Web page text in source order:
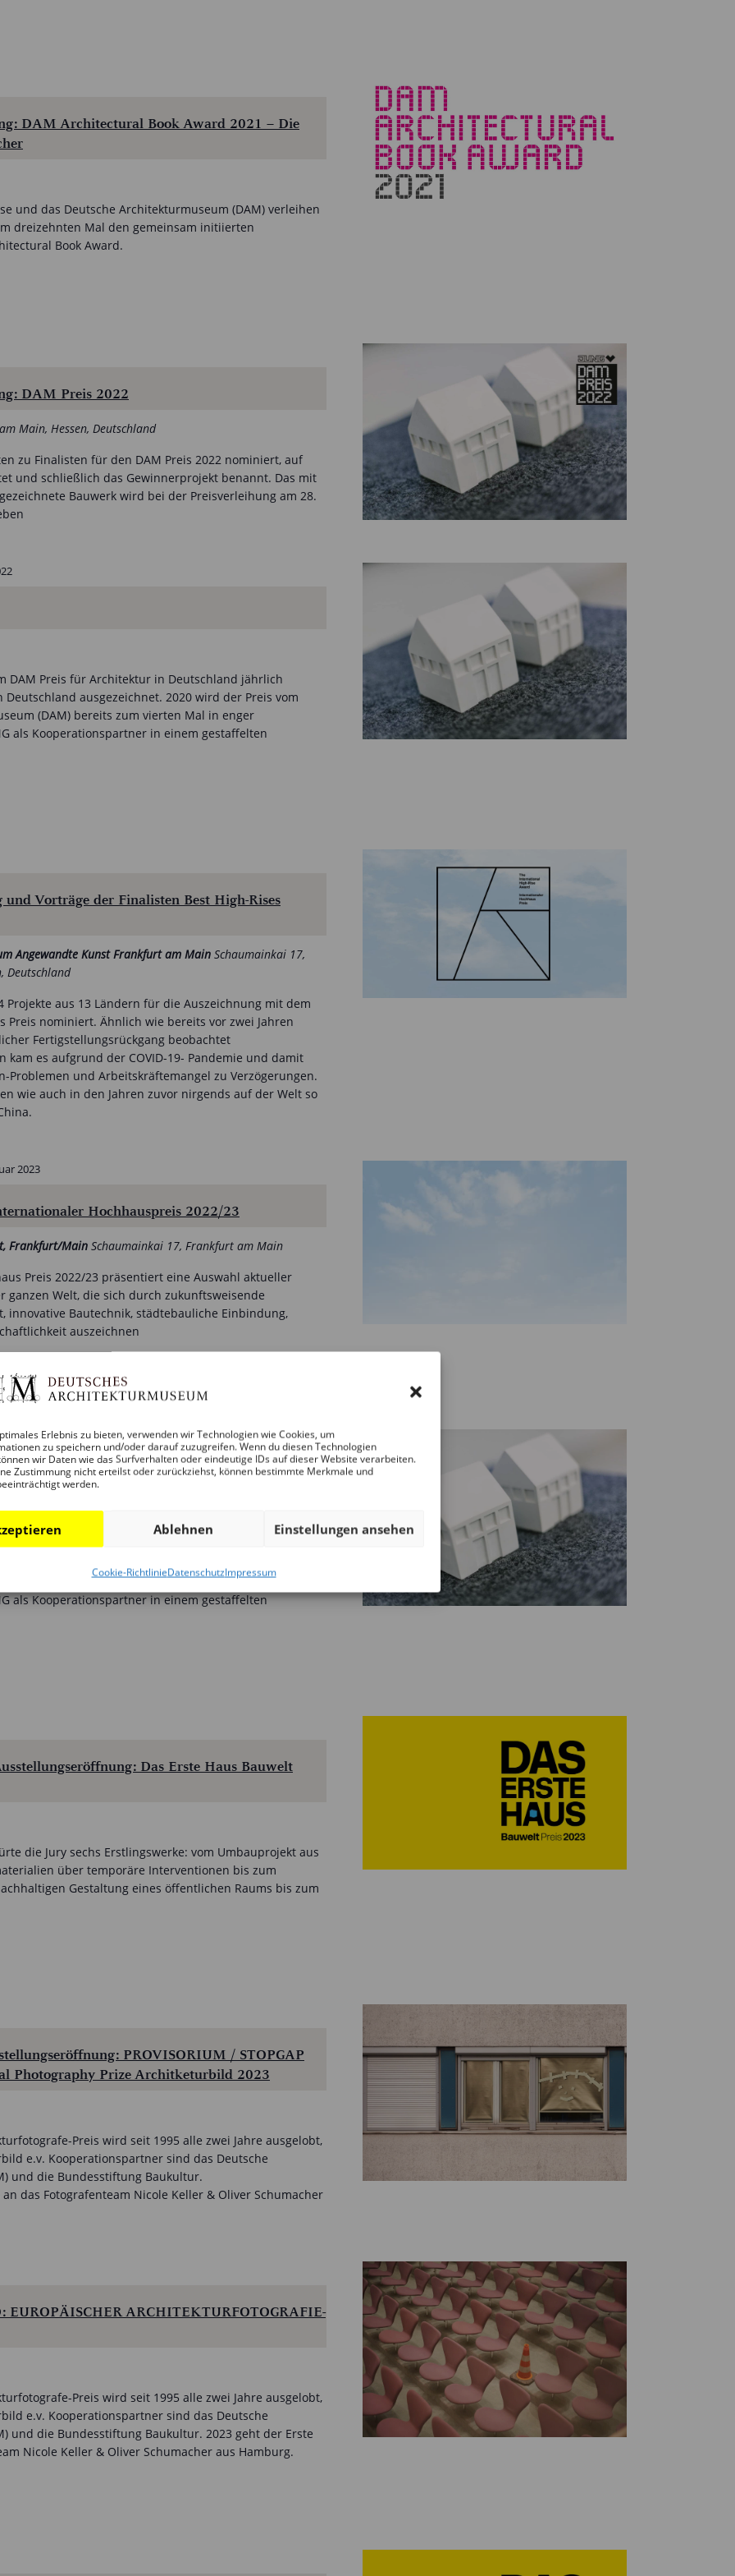
Erlebnis zu bieten, verwenden wir Technologien wie Cookies, um
zu speichern und/oder darauf zuzugreifen. Wenn du diesen Technologien
wir Daten wie das Surfverhalten oder eindeutige IDs auf dieser Website verarbeiten.
Zustimmung nicht erteilst oder zurückziehst, können bestimmte Merkmale und
werden.
Ablehnen Einstellungen ansehen
Cookie-RichtlinieDatenschutzImpressum
DAM Architectural Book Award 2021 – Die
und das Deutsche Architekturmuseum (DAM) verleihen
dreizehnten Mal den gemeinsam initiierten
Book Award.
DAM Preis 2022
Main, Hessen, Deutschland
zu Finalisten für den DAM Preis 2022 nominiert, auf
und schließlich das Gewinnerprojekt benannt. Das mit
Bauwerk wird bei der Preisverleihung am 28.
DAM Preis für Architektur in Deutschland jährlich
ausgezeichnet. 2020 wird der Preis vom
(DAM) bereits zum vierten Mal in enger
als Kooperationspartner in einem gestaffelten
Vorträge der Finalisten Best High-Rises
Angewandte Kunst Frankfurt am Main Schaumainkai 17,
Deutschland
Projekte aus 13 Ländern für die Auszeichnung mit dem
Preis nominiert. Ähnlich wie bereits vor zwei Jahren
Fertigstellungsrückgang beobachtet
kam es aufgrund der COVID-19- Pandemie und damit
Problemen und Arbeitskräftemangel zu Verzögerungen.
wie auch in den Jahren zuvor nirgends auf der Welt so
Hochhauspreis 2022/23
2023
Frankfurt/Main Schaumainkai 17, Frankfurt am Main
Preis 2022/23 präsentiert eine Auswahl aktueller
ganzen Welt, die sich durch zukunftsweisende
innovative Bautechnik, städtebauliche Einbindung,
auszeichnen
DAM Preis für Architektur in Deutschland jährlich
ausgezeichnet. 2023 wird der Preis vom
(DAM) bereits zum siebten Mal in enger
als Kooperationspartner in einem gestaffelten
Das Erste Haus Bauwelt
die Jury sechs Erstlingswerke: vom Umbauprojekt aus
über temporäre Interventionen bis zum
Gestaltung eines öffentlichen Raums bis zum
PROVISORIUM / STOPGAP
Photography Prize Architketurbild 2023
Preis wird seit 1995 alle zwei Jahre ausgelobt,
e.v. Kooperationspartner sind das Deutsche
und die Bundesstiftung Baukultur.
das Fotografenteam Nicole Keller & Oliver Schumacher
ARCHITEKTURFOTOGRAFIE-
Preis wird seit 1995 alle zwei Jahre ausgelobt,
e.v. Kooperationspartner sind das Deutsche
und die Bundesstiftung Baukultur. 2023 geht der Erste
Nicole Keller & Oliver Schumacher aus Hamburg.